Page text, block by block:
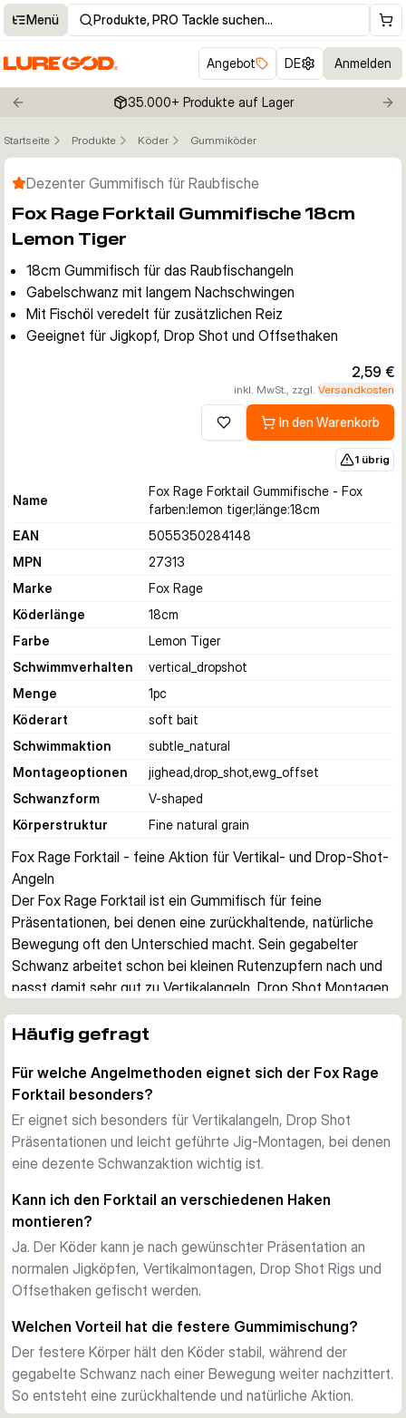
Menü Produkte, PRO Tackle suchen…
Angebot DE Anmelden
Previous slide 35.000+ Produkte auf Lager
Startseite Produkte Köder Gummiköder
Klicken um Zoom zu aktivieren
Dezenter Gummifisch für Raubfische
Fox Rage Forktail Gummifische 18cm
Lemon Tiger
18cm Gummifisch für das Raubfischangeln
Gabelschwanz mit langem Nachschwingen
Mit Fischöl veredelt für zusätzlichen Reiz
Geeignet für Jigkopf, Drop Shot und Offsethaken
2,59 €
inkl. MwSt., zzgl. Versandkosten
Zur Wunschliste hinzufügen
In den Warenkorb
1 übrig
Name
Fox Rage Forktail Gummifische - Fox
farben:lemon tiger;länge:18cm
EAN
5055350284148
MPN
27313
Marke
Fox Rage
Köderlänge
18cm
Farbe
Lemon Tiger
Schwimmverhalten
vertical_dropshot
Menge
1pc
Köderart
soft bait
Schwimmaktion
subtle_natural
Montageoptionen
jighead,drop_shot,ewg_offset
Schwanzform
V-shaped
Körperstruktur
Fine natural grain
Fox Rage Forktail - feine Aktion für Vertikal- und Drop-Shot-
Angeln
Der Fox Rage Forktail ist ein Gummifisch für feine
Präsentationen, bei denen eine zurückhaltende, natürliche
Bewegung oft den Unterschied macht. Sein gegabelter
Schwanz arbeitet schon bei kleinen Rutenzupfern nach und
passt damit sehr gut zu Vertikalangeln, Drop Shot Montagen
Natürliche Aktion mit schlankem Profil
gegabelten Schwanz, der nach der Bewegung weiter zittert.
So entsteht eine dezente Folgeaktion, die besonders bei
vorsichtigen Räubern und in Situationen mit wenig
aggressiver Köderführung überzeugt.
Fester Körper, kontrollierte Führung
Dadurch bleibt der Körper stabil, während der Schwanz die
eigentliche Aktion übernimmt. Das ist besonders praktisch
für kontrollierte Vertikaltechniken, Softjerken oder das
Fischen am klassischen Jigkopf.
Mit Fischöl veredelt
einen zusätzlichen Reiz, wenn Räuber den Köder länger
inspizieren. Zusammen mit der feinen Maserung entsteht ein
glaubwürdiger Beutefisch-Eindruck unter Wasser.
Vielseitig zu montieren
Häufig gefragt
Für welche Angelmethoden eignet sich der Fox Rage
Forktail besonders?
Er eignet sich besonders für Vertikalangeln, Drop Shot
Präsentationen und leicht geführte Jig-Montagen, bei denen
eine dezente Schwanzaktion wichtig ist.
Kann ich den Forktail an verschiedenen Haken
montieren?
Ja. Der Köder kann je nach gewünschter Präsentation an
normalen Jigköpfen, Vertikalmontagen, Drop Shot Rigs und
Offsethaken gefischt werden.
Welchen Vorteil hat die festere Gummimischung?
Der festere Körper hält den Köder stabil, während der
gegabelte Schwanz nach einer Bewegung weiter nachzittert.
So entsteht eine zurückhaltende und natürliche Aktion.